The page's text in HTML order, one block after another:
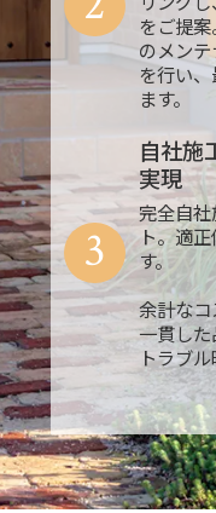
をご提
のメン
を行い
ます。
自社施
実現
完全自
ト。適
す。
余計な
一貫し
トラブ
3